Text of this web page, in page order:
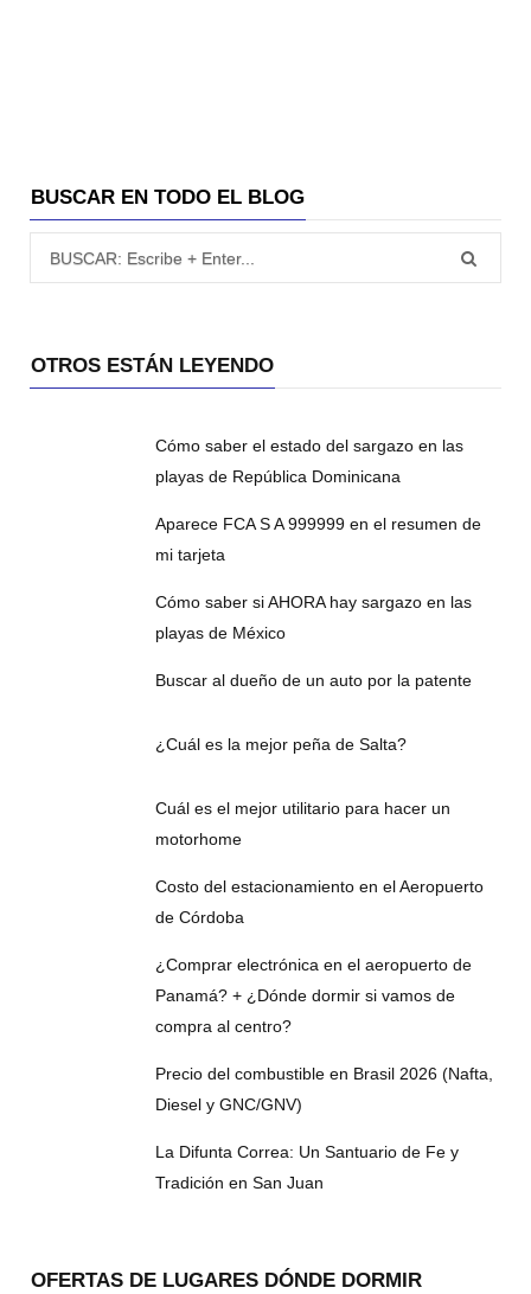
BUSCAR EN TODO EL BLOG
OTROS ESTÁN LEYENDO
Cómo saber el estado del sargazo en las
playas de República Dominicana
Aparece FCA S A 999999 en el resumen de
mi tarjeta
Cómo saber si AHORA hay sargazo en las
playas de México
Buscar al dueño de un auto por la patente
¿Cuál es la mejor peña de Salta?
Cuál es el mejor utilitario para hacer un
motorhome
Costo del estacionamiento en el Aeropuerto
de Córdoba
¿Comprar electrónica en el aeropuerto de
Panamá? + ¿Dónde dormir si vamos de
compra al centro?
Precio del combustible en Brasil 2026 (Nafta,
Diesel y GNC/GNV)
La Difunta Correa: Un Santuario de Fe y
Tradición en San Juan
OFERTAS DE LUGARES DÓNDE DORMIR